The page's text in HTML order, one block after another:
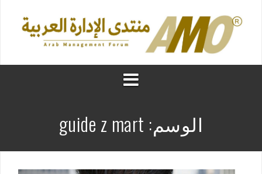
الوسم: guide z mart